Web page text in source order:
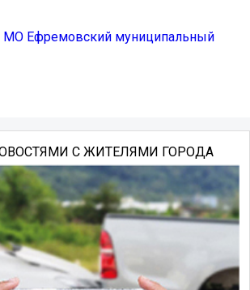
Ефремовский муниципальный
С ЖИТЕЛЯМИ ГОРОДА